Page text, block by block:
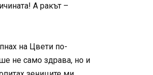
А ракът –
на Цвети по-
не само здрава, но и